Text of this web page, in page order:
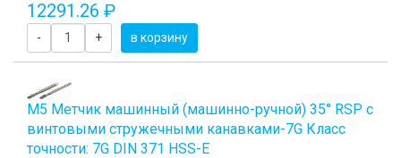
12291.26 ₽
- + в корзину
М5 Метчик машинный (машинно-ручной) 35° RSP с
винтовыми стружечными канавками-7G Класс
точности: 7G DIN 371 HSS-E